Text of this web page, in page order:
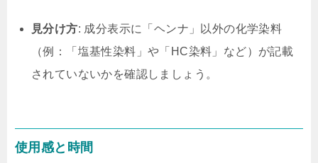
見分け方: 成分表示に「ヘンナ」以外の化学染料
（例：「塩基性染料」や「HC染料」など）が記載
されていないかを確認しましょう。
使用感と時間